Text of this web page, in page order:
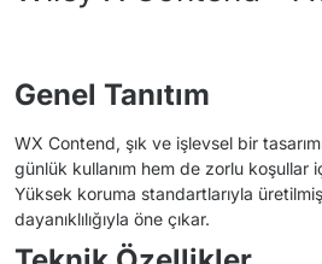
Genel Tanıtım
WX Contend, şık ve işlevsel bir
günlük kullanım hem de zorlu koşullar
Yüksek koruma standartlarıyla
dayanıklılığıyla öne çıkar.